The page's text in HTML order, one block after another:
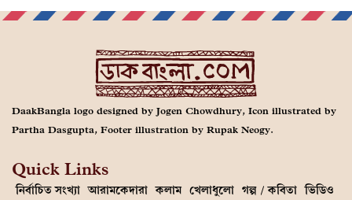
DaakBangla logo designed by Jogen Chowdhury, Icon illustrated by
Partha Dasgupta, Footer illustration by Rupak Neogy.
Quick Links
নির্বাচিত সংখ্যা আরামকেদারা কলাম খেলাধুলো গল্প / কবিতা ভিডিও